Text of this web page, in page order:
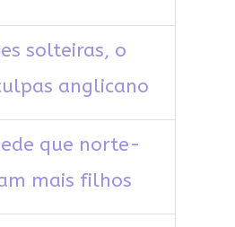
solteiras, o
anglicano
que norte-
mais filhos